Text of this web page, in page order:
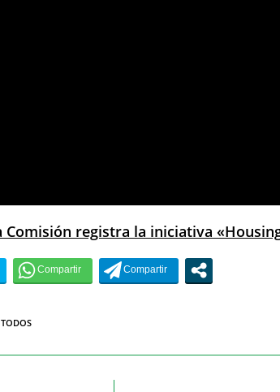
Comisión registra la iniciativa